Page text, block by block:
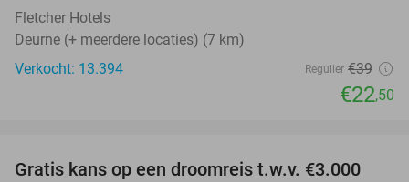
Fletcher Hotels
Deurne (+ meerdere locaties) (7 km)
Verkocht: 13.394
Regulier €39
€22,50
Gratis kans op een droomreis t.w.v. €3.000